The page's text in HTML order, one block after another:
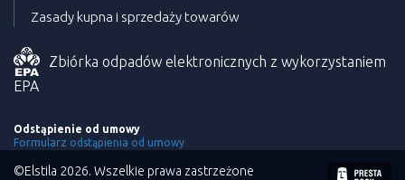
Zasady kupna i sprzedaży towarów
Zbiórka odpadów elektronicznych z wykorzystaniem
EPA
Odstąpienie od umowy
Formularz odstąpienia od umowy
©Elstila 2026. Wszelkie prawa zastrzeżone